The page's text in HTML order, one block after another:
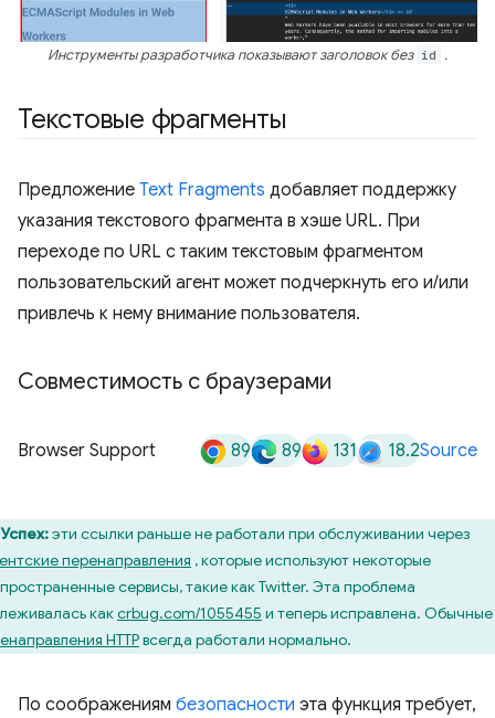
Инструменты разработчика показывают заголовок без id .
Текстовые фрагменты
Предложение Text Fragments добавляет поддержку
указания текстового фрагмента в хэше URL. При
переходе по URL с таким текстовым фрагментом
пользовательский агент может подчеркнуть его и/или
привлечь к нему внимание пользователя.
Совместимость с браузерами
Browser Support 89 89 131 18.2Source
Успех:эти ссылки раньше не работали при обслуживании через
перенаправления , которые используют некоторые
сервисы, такие как Twitter. Эта проблема
какcrbug.com/1055455 и теперь исправлена. Обычные
HTTPвсегда работали нормально.
По соображениям безопасности эта функция требует,